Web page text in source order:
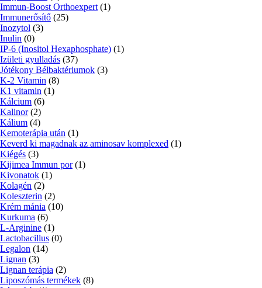
Immun-Boost Orthoexpert (1)
Immunerősítő (25)
Inozytol (3)
Inulin (0)
IP-6 (Inositol Hexaphosphate) (1)
Izületi gyulladás (37)
Jótékony Bélbaktériumok (3)
K-2 Vitamin (8)
K1 vitamin (1)
Kálcium (6)
Kalinor (2)
Kálium (4)
Kemoterápia után (1)
Keverd ki magadnak az aminosav komplexed (1)
Kiégés (3)
Kijimea Immun por (1)
Kivonatok (1)
Kolagén (2)
Koleszterin (2)
Krém mánia (10)
Kurkuma (6)
L-Arginine (1)
Lactobacillus (0)
Legalon (14)
Lignan (3)
Lignan terápia (2)
Liposzómás termékek (8)